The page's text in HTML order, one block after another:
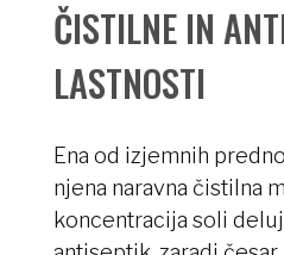
ČISTILNE IN
LASTNOSTI
Ena od izjemnih
njena naravna čistilna
koncentracija soli